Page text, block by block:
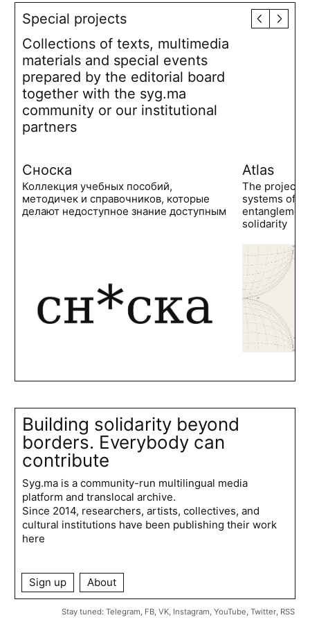
Special projects
Collections of texts, multimedia
materials and special events
prepared by the editorial board
together with the syg.ma
community or our institutional
partners
Сноска
Коллекция учебных пособий,
методичек и справочников, которые
делают недоступное знание доступным
Atlas
The project
systems of
solidarity
Building solidarity beyond
borders. Everybody can
contribute
Syg.ma is a community-run multilingual media
platform and translocal archive.
Since 2014, researchers, artists, collectives, and
cultural institutions have been publishing their work
here
Sign up About
Stay tuned: Telegram FB, VK, Instagram YouTube Twitter, RSS